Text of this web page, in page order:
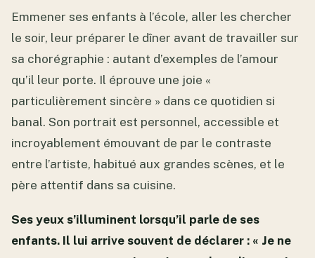
Emmener ses enfants à l’école, aller les chercher
le soir, leur préparer le dîner avant de travailler sur
sa chorégraphie : autant d’exemples de l’amour
qu’il leur porte. Il éprouve une joie «
particulièrement sincère » dans ce quotidien si
banal. Son portrait est personnel, accessible et
incroyablement émouvant de par le contraste
entre l’artiste, habitué aux grandes scènes, et le
père attentif dans sa cuisine.
Ses yeux s’illuminent lorsqu’il parle de ses
enfants. Il lui arrive souvent de déclarer : « Je ne